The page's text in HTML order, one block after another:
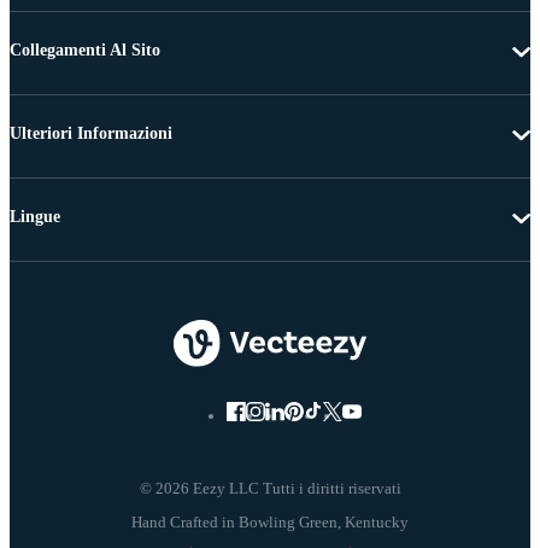
Collegamenti Al Sito
Ulteriori Informazioni
© 2026 Eezy LLC Tutti i diritti riservati
Lingue